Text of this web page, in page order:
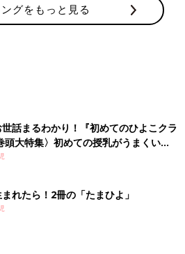
グをもっと見る
話まるわかり！『初めてのひよこクラ
頭大特集〉初めての授乳がうまくい
・ミルクの基本と夏のトラブル 解決テ
れたら！2冊の「たまひよ」